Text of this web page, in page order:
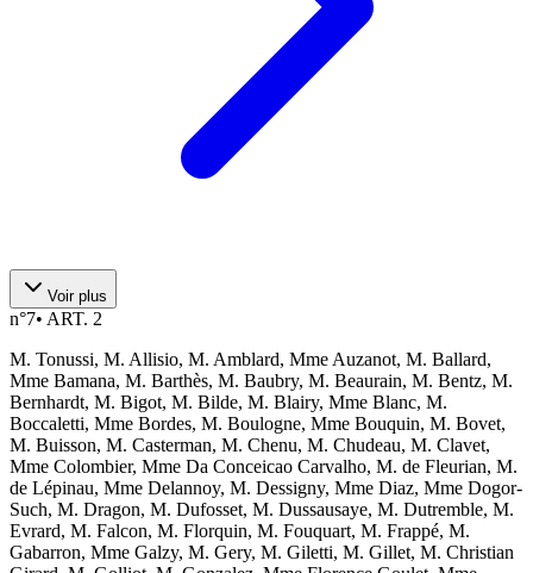
Voir plus
n°7• ART. 2
M. Tonussi, M. Allisio, M. Amblard, Mme Auzanot, M. Ballard,
Mme Bamana, M. Barthès, M. Baubry, M. Beaurain, M. Bentz, M.
Bernhardt, M. Bigot, M. Bilde, M. Blairy, Mme Blanc, M.
Boccaletti, Mme Bordes, M. Boulogne, Mme Bouquin, M. Bovet,
M. Buisson, M. Casterman, M. Chenu, M. Chudeau, M. Clavet,
Mme Colombier, Mme Da Conceicao Carvalho, M. de Fleurian, M.
de Lépinau, Mme Delannoy, M. Dessigny, Mme Diaz, Mme Dogor-
Such, M. Dragon, M. Dufosset, M. Dussausaye, M. Dutremble, M.
Evrard, M. Falcon, M. Florquin, M. Fouquart, M. Frappé, M.
Gabarron, Mme Galzy, M. Gery, M. Giletti, M. Gillet, M. Christian